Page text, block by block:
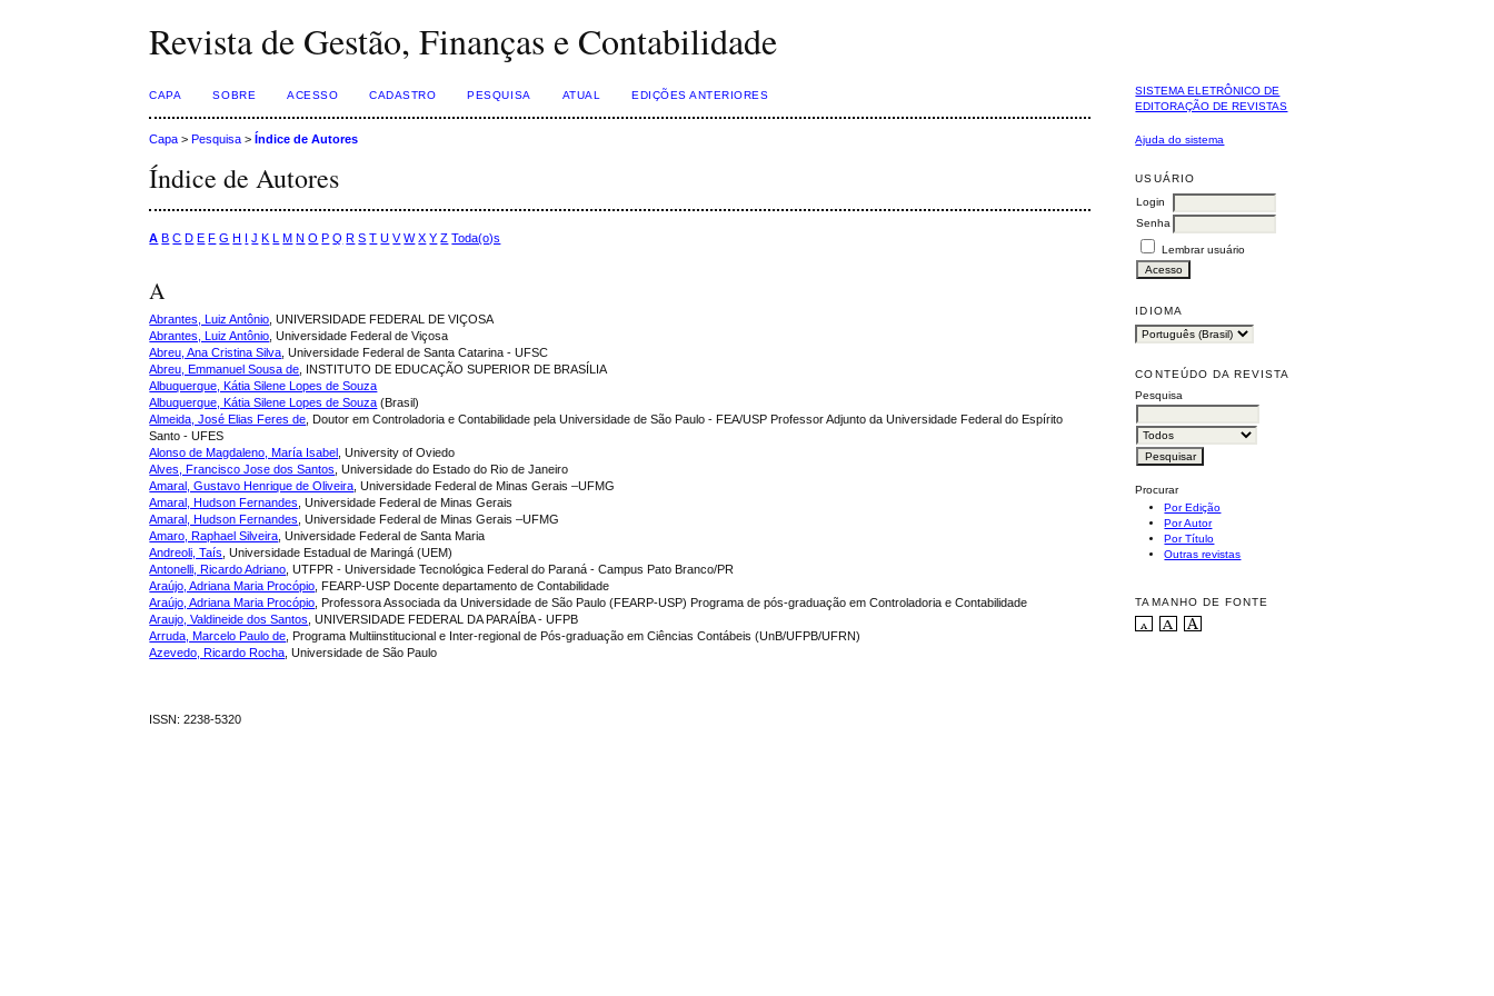
Revista de Gestão, Finanças e Contabilidade
SISTEMA ELETRÔNICO DE
EDITORAÇÃO DE REVISTAS
Ajuda do sistema
USUÁRIO
Login
Senha
Lembrar usuário
IDIOMA
CONTEÚDO DA REVISTA
Pesquisa
Procurar
Por Edição
Por Autor
Por Título
Outras revistas
TAMANHO DE FONTE
CAPA SOBRE ACESSO CADASTRO PESQUISA ATUAL EDIÇÕES ANTERIORES
Capa >Pesquisa >Índice de Autores
Índice de Autores
A B C D E F G H I J K L M N O P Q R S T U V W X Y Z Toda(o)s
A
Abrantes, Luiz Antônio , UNIVERSIDADE FEDERAL DE VIÇOSA
Abrantes, Luiz Antônio , Universidade Federal de Viçosa
Abreu, Ana Cristina Silva , Universidade Federal de Santa Catarina - UFSC
Abreu, Emmanuel Sousa de , INSTITUTO DE EDUCAÇÃO SUPERIOR DE BRASÍLIA
Albuquerque, Kátia Silene Lopes de Souza
Albuquerque, Kátia Silene Lopes de Souza (Brasil)
Almeida, José Elias Feres de , Doutor em Controladoria e Contabilidade pela Universidade de São Paulo - FEA/USP Professor Adjunto da Universidade Federal do Espírito
Santo - UFES
Alonso de Magdaleno, María Isabel
, University of Oviedo
Alves, Francisco Jose dos Santos , Universidade do Estado do Rio de Janeiro
Amaral, Gustavo Henrique de Oliveira , Universidade Federal de Minas Gerais –UFMG
Amaral, Hudson Fernandes , Universidade Federal de Minas Gerais
Amaral, Hudson Fernandes , Universidade Federal de Minas Gerais –UFMG
Amaro, Raphael Silveira , Universidade Federal de Santa Maria
Andreoli, Taís , Universidade Estadual de Maringá (UEM)
Antonelli, Ricardo Adriano , UTFPR - Universidade Tecnológica Federal do Paraná - Campus Pato Branco/PR
Araújo, Adriana Maria Procópio , FEARP-USP Docente departamento de Contabilidade
Araújo, Adriana Maria Procópio , Professora Associada da Universidade de São Paulo (FEARP-USP) Programa de pós-graduação em Controladoria e Contabilidade
Araujo, Valdineide dos Santos , UNIVERSIDADE FEDERAL DA PARAÍBA - UFPB
Arruda, Marcelo Paulo de , Programa Multiinstitucional e Inter-regional de Pós-graduação em Ciências Contábeis (UnB/UFPB/UFRN)
Azevedo, Ricardo Rocha , Universidade de São Paulo
ISSN: 2238-5320